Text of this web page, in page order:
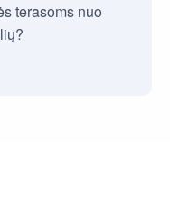
terasoms nuo